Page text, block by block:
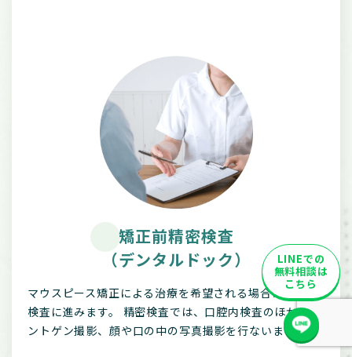
矯正前精密検査
（デンタルドック）
マウスピース矯正による治療を希望される場合は、精密
検査に進みます。 精密検査では、口腔内検査のほかにレ
ントゲン撮影、顔や口の中の写真撮影を行ないます。
LINEでの
無料相談は
こちら